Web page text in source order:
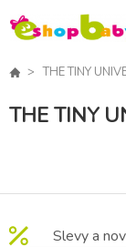
THE TINY
THE TINY
Slevy a